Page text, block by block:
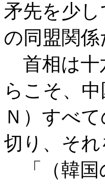
矛先を少
の同盟関係
首相は十
らこそ、
Ｎ）すべ
切り、そ
「（韓国